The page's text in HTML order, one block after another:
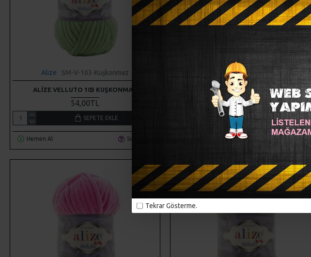
Tekrar Gösterme.
Alize SM-V-103-Kuşkonmaz
ALIZE VELLUTO 103 KUŞKONMAZ
54,00TL
SEPETE EKLE
Hemen Al Soru Sor
Alize SM-V-107-Vişne
ALIZE VELLUTO 107 VIŞNE
54,00TL
SEPETE EKLE
Soru Sor